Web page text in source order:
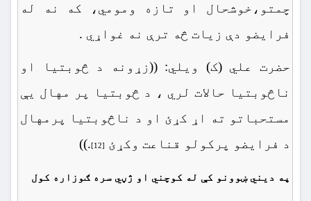
چمتو،خوشحال او تازه ومومي، که نه له
فرایضو دې زیات څه ترې نه غواړي .
حضرت علي (ک) ویلي: ((زړونه د څوبتیا او
ناڅوبتیا حالات لري ، د څوبتیا پر مهال یې
مستحباتو ته اړ کړئ او د ناڅوبتیا پرمهال
د فرایضو پرکولو قناعت وکړئ
[12]
.))
په دیني ښوونو کې له کوچني او ژڼي سره ګوزاره کول